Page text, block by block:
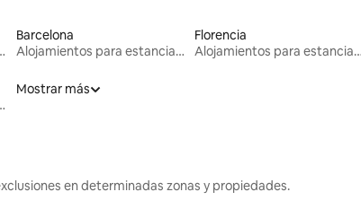
largas
Barcelona
Alojamientos para estancias largas
Florencia
Alojamientos para estancias largas
largas
Mostrar más
en determinadas zonas y propiedades.